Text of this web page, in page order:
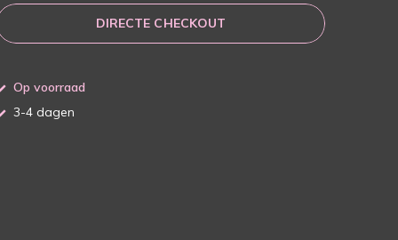
DIRECTE CHECKOUT
Op voorraad
3-4 dagen